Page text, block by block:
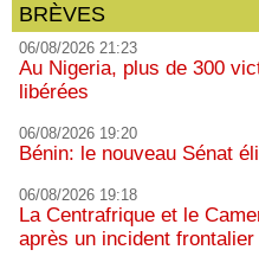
BRÈVES
06/08/2026 21:23
Au Nigeria, plus de 300
libérées
06/08/2026 19:20
Bénin: le nouveau Sénat
06/08/2026 19:18
La Centrafrique et le
après un incident frontalier